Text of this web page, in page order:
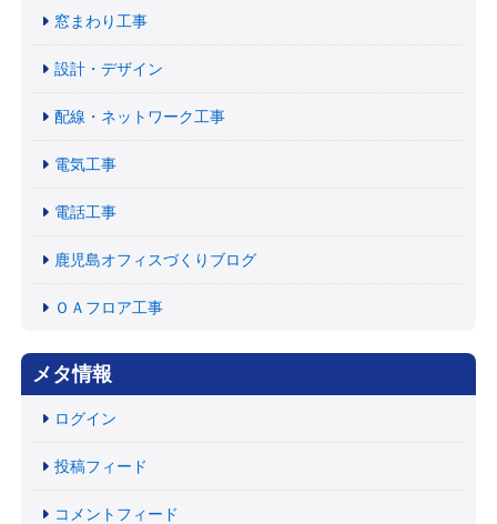
窓まわり工事
設計・デザイン
配線・ネットワーク工事
電気工事
電話工事
鹿児島オフィスづくりブログ
ＯＡフロア工事
メタ情報
ログイン
投稿フィード
コメントフィード